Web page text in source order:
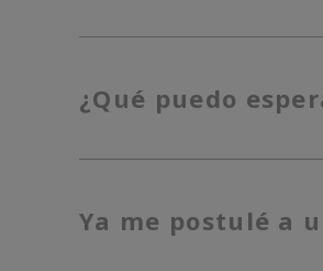
¿Qué puedo
Ya me postulé a